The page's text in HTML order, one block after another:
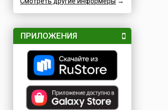
ПРИЛОЖЕНИЯ